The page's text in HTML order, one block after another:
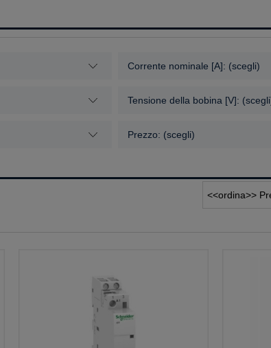
Corrente nominale [A]: (scegli)
Tensione della bobina [V]:
Prezzo: (scegli)